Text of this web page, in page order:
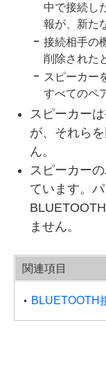
中で接続し
報が、新た
接続相手の
削除された
スピーカー
すべてのペ
スピーカー
が、それら
ん。
スピーカー
ています。
ません。
関連項目
BLUETOOTH